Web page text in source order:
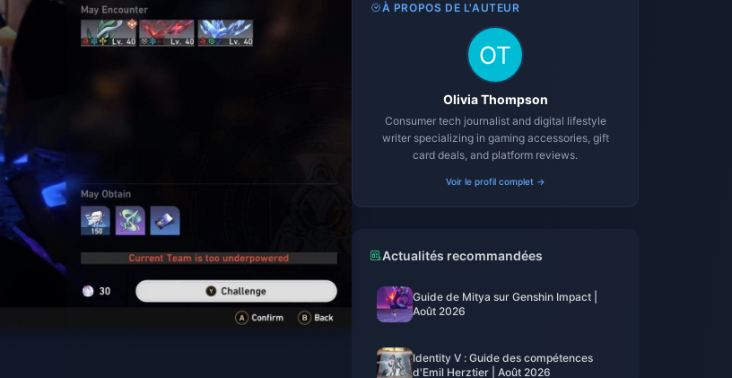
À PROPOS DE L'AUTEUR
Olivia Thompson
Consumer tech journalist and digital lifestyle
writer specializing in gaming accessories, gift
card deals, and platform reviews.
Voir le profil complet →
Actualités recommandées
Guide de Mitya sur Genshin Impact |
Août 2026
Identity V : Guide des compétences
d'Emil Herztier | Août 2026